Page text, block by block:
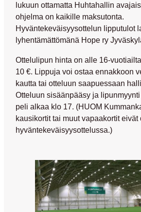
lukuun ottamatta Huhtahallin
ohjelma on kaikille maksutonta.
Hyväntekeväisyysottelun lipputulot
lyhentämättömänä Hope ry
Ottelulipun hinta on alle 16-vuotiailta
10 €. Lippuja voi ostaa ennakkoon
kautta tai otteluun saapuessaan
Otteluun sisäänpääsy ja
peli alkaa klo 17. (HUOM
kausikortit tai muut vapaakortit eivät
hyväntekeväisyysottelussa.)